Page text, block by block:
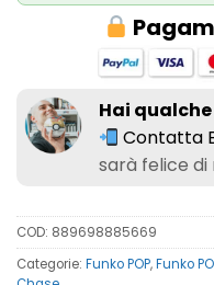
Hai
Contatta
sarà felice
COD: 889698885669
Categorie: Funko POP,Funko